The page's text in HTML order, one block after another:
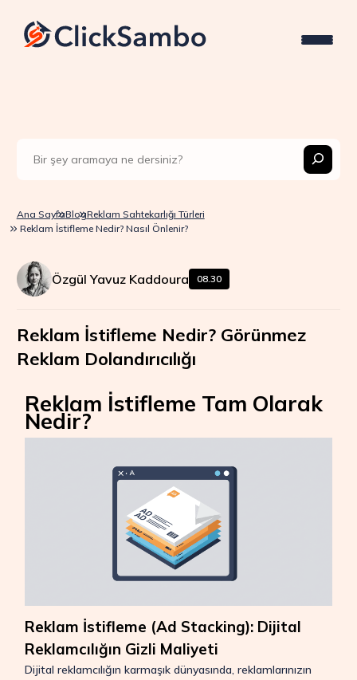
Ana SayfaBlogReklam Sahtekarlığı Türleri
Reklam İstifleme Nedir? Nasıl Önlenir?
Özgül Yavuz Kaddoura 08.30
Reklam İstifleme Nedir? Görünmez
Reklam Dolandırıcılığı
Reklam İstifleme Tam Olarak
Nedir?
Reklam İstifleme (Ad Stacking): Dijital
Reklamcılığın Gizli Maliyeti
Dijital reklamcılığın karmaşık dünyasında, reklamlarınızın